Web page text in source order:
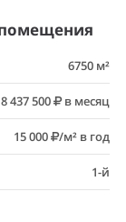
6750 м²
8 437 500 в месяц
15 000 /м² в год
1-й